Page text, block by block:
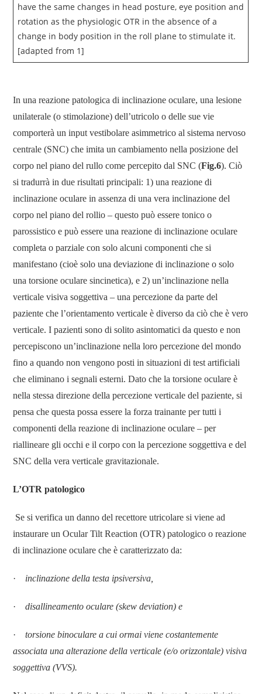
In una reazione patologica di inclinazione oculare, una lesione
unilaterale (o stimolazione) dell’utricolo o delle sue vie
comporterà un input vestibolare asimmetrico al sistema nervoso
centrale (SNC) che imita un cambiamento nella posizione del
corpo nel piano del rullo come percepito dal SNC (Fig.6). Ciò
si tradurrà in due risultati principali: 1) una reazione di
inclinazione oculare in assenza di una vera inclinazione del
corpo nel piano del rollio – questo può essere tonico o
parossistico e può essere una reazione di inclinazione oculare
completa o parziale con solo alcuni componenti che si
manifestano (cioè solo una deviazione di inclinazione o solo
una torsione oculare sincinetica), e 2) un’inclinazione nella
verticale visiva soggettiva – una percezione da parte del
paziente che l’orientamento verticale è diverso da ciò che è vero
verticale. I pazienti sono di solito asintomatici da questo e non
percepiscono un’inclinazione nella loro percezione del mondo
fino a quando non vengono posti in situazioni di test artificiali
che eliminano i segnali esterni. Dato che la torsione oculare è
nella stessa direzione della percezione verticale del paziente, si
pensa che questa possa essere la forza trainante per tutti i
componenti della reazione di inclinazione oculare – per
riallineare gli occhi e il corpo con la percezione soggettiva e del
SNC della vera verticale gravitazionale.
L’OTR patologico
Se si verifica un danno del recettore utricolare si viene ad
instaurare un Ocular Tilt Reaction (OTR) patologico o reazione
di inclinazione oculare che è caratterizzato da:
· inclinazione della testa ipsiversiva,
·disallineamento oculare (skew deviation) e
·torsione binoculare a cui ormai viene costantemente
associata una alterazione della verticale (e/o orizzontale) visiva
soggettiva (VVS).